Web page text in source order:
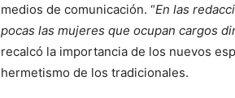
medios de comunicación. “En las
pocas las mujeres que ocupan cargos
recalcó la importancia de los nuevos
hermetismo de los tradicionales.